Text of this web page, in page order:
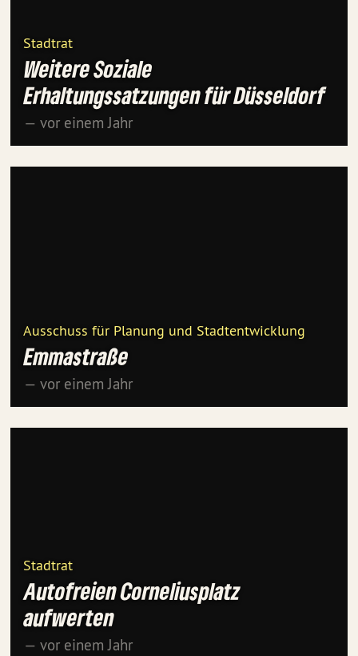
Stadtrat
Weitere Soziale
Erhaltungssatzungen für Düsseldorf
— vor einem Jahr
Ausschuss für Planung und Stadtentwicklung
Emmastraße
— vor einem Jahr
Stadtrat
Autofreien Corneliusplatz
aufwerten
— vor einem Jahr